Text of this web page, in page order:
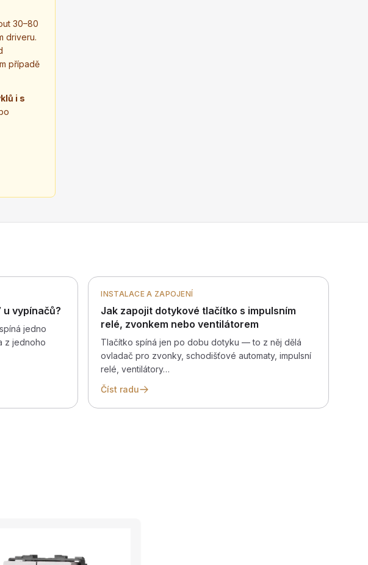
30–80
driveru.
případě
i s
u vypínačů?
jedno
z jednoho
INSTALACE A ZAPOJENÍ
Jak zapojit dotykové tlačítko s impulsním
relé, zvonkem nebo ventilátorem
Tlačítko spíná jen po dobu dotyku — to z něj dělá
ovladač pro zvonky, schodišťové automaty, impulsní
relé, ventilátory…
Číst radu